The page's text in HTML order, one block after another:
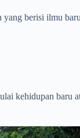
berisi ilmu
kehidupan